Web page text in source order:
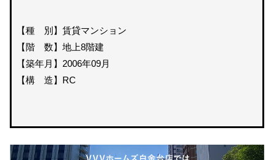
【種 別】賃貸マンション
【階 数】地上8階建
【築年月】2006年09月
【構 造】RC